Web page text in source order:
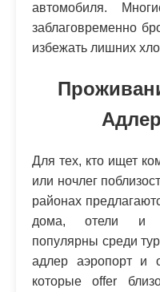
автомобиля.
заблаговременно
избежать лишних
Для тех, кто ищет
или ночлег
районах
дома, отели и
популярны среди
адлер аэропорт и
которые offer